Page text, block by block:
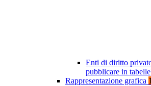
Enti di diritto
pubblicare in
Rappresentazione grafica 1